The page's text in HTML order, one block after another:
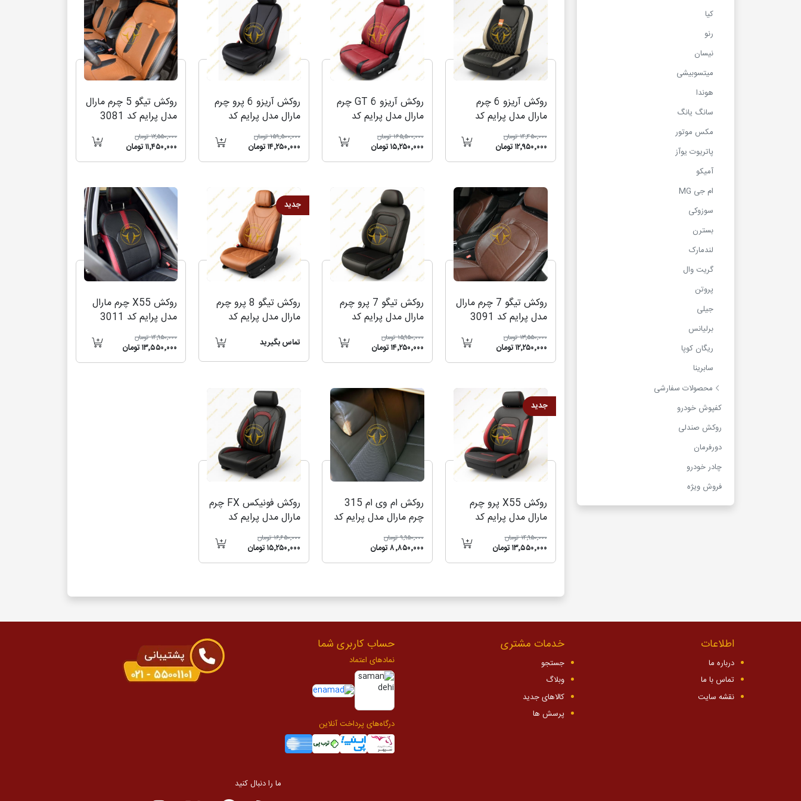
کیا
رنو
نیسان
میتسوبیشی
هوندا
سانگ یانگ
مکس موتور
پاتریوت یوآز
آمیکو
ام جی MG
سوزوکی
بسترن
لندمارک
گریت وال
پروتن
جیلی
برلیانس
ریگان کوپا
سابرینا
محصولات سفارشی
کفپوش خودرو
روکش صندلی
دورفرمان
چادر خودرو
فروش ویژه
روکش آریزو 6 چرم
مارال مدل پرایم کد
3011
۱۴٬۴۵۰٬۰۰۰ تومان
۱۲٬۹۵۰٬۰۰۰ تومان
روکش آریزو 6 GT چرم
مارال مدل پرایم کد
3041
۱۶۵٬۵۰۰٬۰۰۰ تومان
۱۵٬۲۵۰٬۰۰۰ تومان
روکش آریزو 6 پرو چرم
مارال مدل پرایم کد
3011
۱۵۹٬۵۰۰٬۰۰۰ تومان
۱۴٬۲۵۰٬۰۰۰ تومان
روکش تیگو 5 چرم مارال
مدل پرایم کد 3081
۱۲٬۵۵۰٬۰۰۰ تومان
۱۱٬۴۵۰٬۰۰۰ تومان
روکش تیگو 7 چرم مارال
مدل پرایم کد 3091
۱۳٬۵۵۰٬۰۰۰ تومان
۱۲٬۲۵۰٬۰۰۰ تومان
روکش تیگو 7 پرو چرم
مارال مدل پرایم کد
3011
۱۵٬۹۵۰٬۰۰۰ تومان
۱۴٬۲۵۰٬۰۰۰ تومان
جدید
روکش تیگو 8 پرو چرم
مارال مدل پرایم کد
تماس بگیرید
روکش X55 چرم مارال
مدل پرایم کد 3011
۱۴٬۹۵۰٬۰۰۰ تومان
۱۳٬۵۵۰٬۰۰۰ تومان
جدید
روکش X55 پرو چرم
مارال مدل پرایم کد
3011
۱۴٬۹۵۰٬۰۰۰ تومان
۱۳٬۵۵۰٬۰۰۰ تومان
روکش ام وی ام 315
چرم مارال مدل پرایم کد
3071
۹٬۹۵۰٬۰۰۰ تومان
۸٬۸۵۰٬۰۰۰ تومان
روکش فونیکس FX چرم
مارال مدل پرایم کد
3011
۱۶٬۶۵۰٬۰۰۰ تومان
۱۵٬۲۵۰٬۰۰۰ تومان
اطلاعات
درباره ما
تماس با ما
نقشه سایت
خدمات مشتری
جستجو
وبلاگ
کالاهای جدید
پرسش ها
حساب کاربری شما
نمادهای اعتماد
درگاه‌های پرداخت آنلاین
ما را دنبال کنید